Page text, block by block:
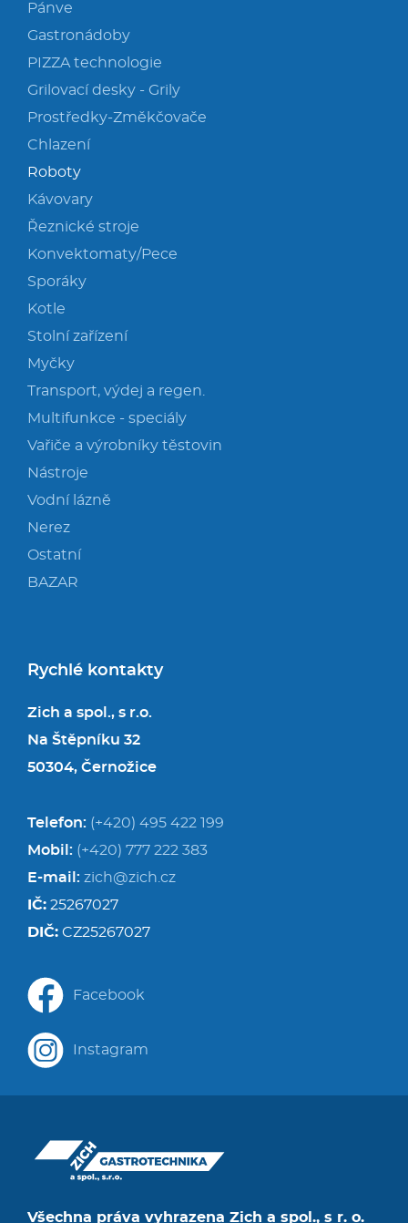
Všechna práva vyhrazena Zich a spol., s r. o.
Pánve
Gastronádoby
PIZZA technologie
Grilovací desky - Grily
Prostředky-Změkčovače
Chlazení
Roboty
Kávovary
Řeznické stroje
Konvektomaty/Pece
Sporáky
Kotle
Stolní zařízení
Myčky
Transport, výdej a regen.
Multifunkce - speciály
Vařiče a výrobníky těstovin
Nástroje
Vodní lázně
Nerez
Ostatní
BAZAR
Rychlé kontakty
Zich a spol., s r.o.
Na Štěpníku 32
50304, Černožice
Telefon: (+420) 495 422 199
Mobil: (+420) 777 222 383
E-mail: zich@zich.cz
IČ: 25267027
DIČ: CZ25267027
Facebook
Instagram